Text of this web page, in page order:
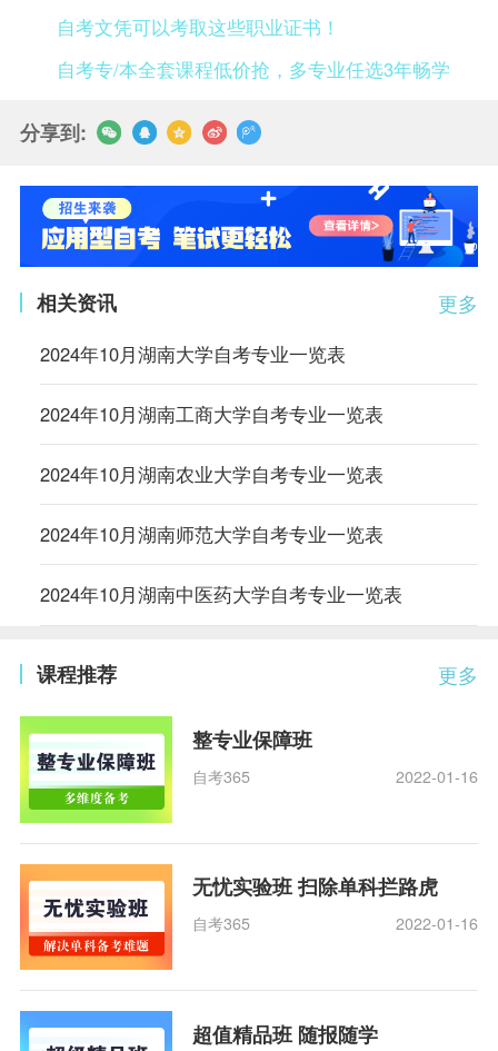
自考文凭可以考取这些职业证书！
自考专/本全套课程低价抢，多专业任选3年畅学
分享到:
更多
相关资讯
2024年10月湖南大学自考专业一览表
2024年10月湖南工商大学自考专业一览表
2024年10月湖南农业大学自考专业一览表
2024年10月湖南师范大学自考专业一览表
2024年10月湖南中医药大学自考专业一览表
更多
课程推荐
整专业保障班
自考365 2022-01-16
无忧实验班 扫除单科拦路虎
自考365 2022-01-16
超值精品班 随报随学